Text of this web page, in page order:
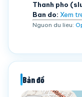
Thanh pho
Ban do: Xem
Nguon du lieu:
Bản đồ